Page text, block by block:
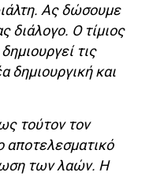
Ας δώσουμε
διάλογο. Ο τίμιος
τις
δημιουργική και
τούτον τον
αποτελεσματικό
των λαών. Η